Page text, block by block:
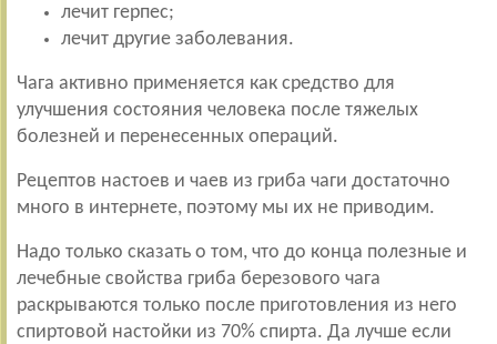
лечит герпес;
лечит другие заболевания.
Чага активно применяется как средство для
улучшения состояния человека после тяжелых
болезней и перенесенных операций.
Рецептов настоев и чаев из гриба чаги достаточно
много в интернете, поэтому мы их не приводим.
Надо только сказать о том, что до конца полезные и
лечебные свойства гриба березового чага
раскрываются только после приготовления из него
спиртовой настойки из 70% спирта. Да лучше если